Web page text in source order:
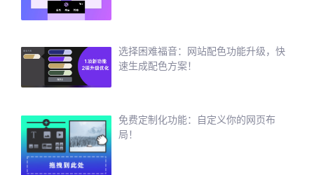
选择困难福音：网站配色功能升级，快
速生成配色方案！
免费定制化功能：自定义你的网页布
局！